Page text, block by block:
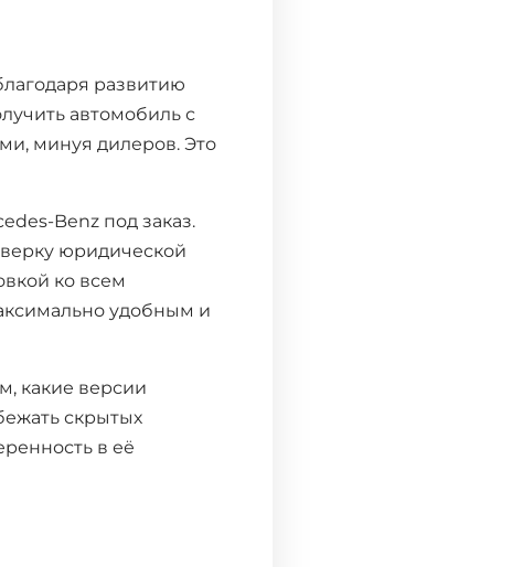
развитию
автомобиль с
минуя дилеров. Это
Benz под заказ.
юридической
ко всем
удобным и
какие версии
скрытых
в её